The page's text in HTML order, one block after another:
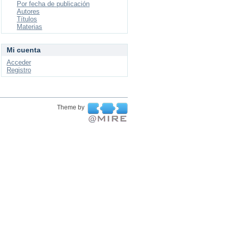
Por fecha de publicación
Autores
Títulos
Materias
Mi cuenta
Acceder
Registro
Theme by